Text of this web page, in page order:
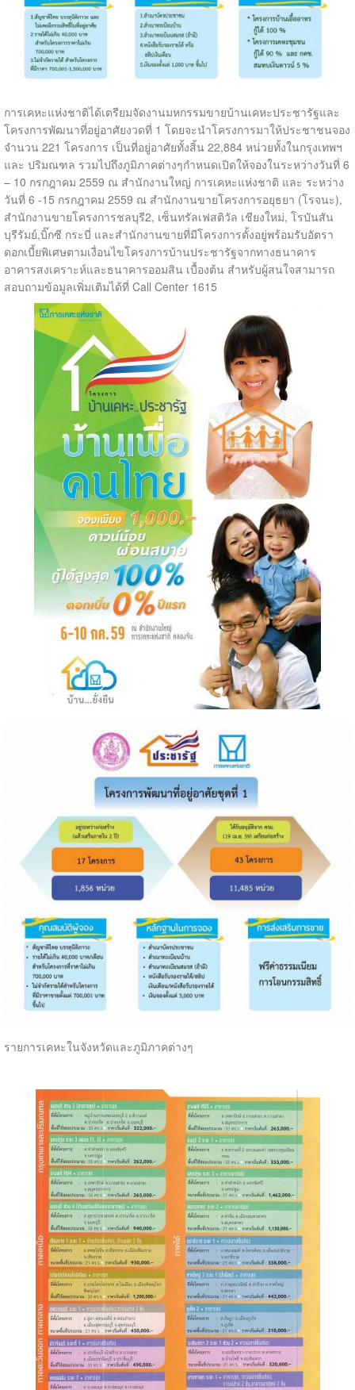
การเคหะแห่งชาติได้เตรียมจัดงานมหกรรมขายบ้านเคหะประชารัฐและ
โครงการพัฒนาที่อยู่อาศัยงวดที่ 1 โดยจะนำโครงการมาให้ประชาชนจอง
จำนวน 221 โครงการ เป็นที่อยู่อาศัยทั้งสิ้น 22,884 หน่วยทั้งในกรุงเทพฯ
และ ปริมณฑล รวมไปถึงภูมิภาคต่างๆกำหนดเปิดให้จองในระหว่างวันที่ 6
– 10 กรกฎาคม 2559 ณ สำนักงานใหญ่ การเคหะแห่งชาติ และ ระหว่าง
วันที่ 6 -15 กรกฎาคม 2559 ณ สำนักงานขายโครงการอยุธยา (โรจนะ),
สำนักงานขายโครงการชลบุรี2, เซ็นทรัลเฟสติวัล เชียงใหม่, โรบันสัน
บุรีรัมย์,บิ๊กซี กระบี่ และสำนักงานขายที่มีโครงการตั้งอยู่พร้อมรับอัตรา
ดอกเบี้ยพิเศษตามเงื่อนไขโครงการบ้านประชารัฐจากทางธนาคาร
อาคารสงเคราะห์และธนาคารออมสิน เบื้องต้น สำหรับผู้สนใจสามารถ
สอบถามข้อมูลเพิ่มเติมได้ที่ Call Center 1615
รายการเคหะในจังหวัดและภูมิภาคต่างๆ